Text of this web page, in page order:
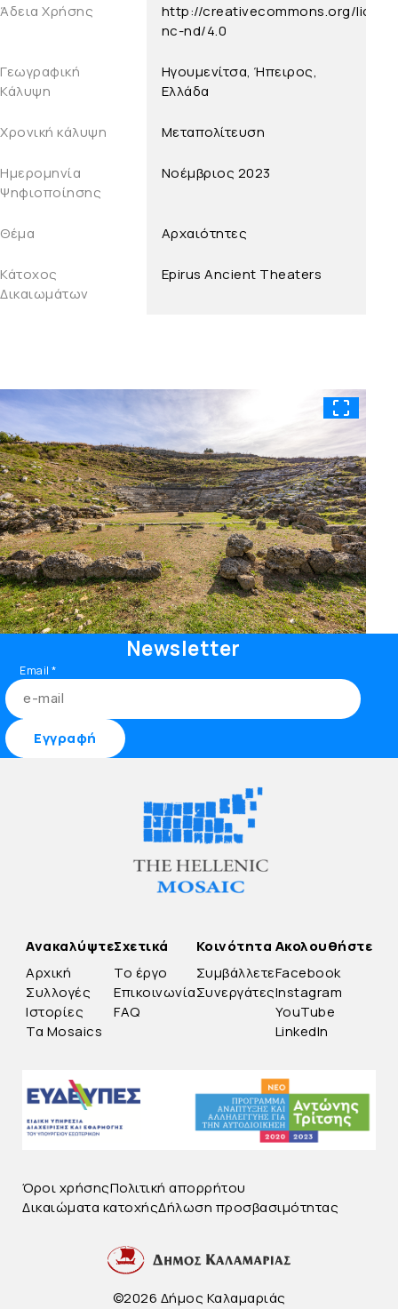
Άδεια Χρήσης
http://creativecommons.org/
nc-nd/4.0
Γεωγραφική
Κάλυψη
Ηγουμενίτσα, Ήπειρος,
Ελλάδα
Χρονική κάλυψη Μεταπολίτευση
Ημερομηνία
Ψηφιοποίησης
Νοέμβριος 2023
Θέμα Αρχαιότητες
Κάτοχος
Δικαιωμάτων
Epirus Ancient Theaters
Newsletter
Email*
Ανακαλύψτε
Αρχική
Συλλογές
Ιστορίες
Τα Mosaics
Σχετικά
Το έργο
Επικοινωνία
FAQ
Κοινότητα
Συμβάλλετε
Συνεργάτες
Ακολουθήστε
Facebook
Instagram
YouTube
LinkedIn
Όροι χρήσηςΠολιτική απορρήτου
Δικαιώματα κατοχήςΔήλωση προσβασιμότητας
©2026 Δήμος Καλαμαριάς